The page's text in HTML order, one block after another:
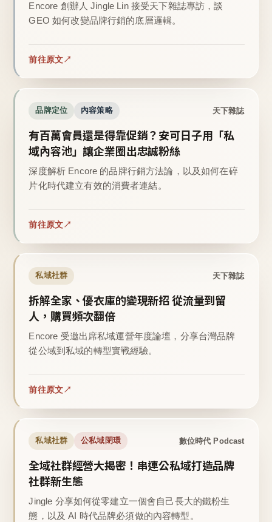
Encore 創辦人 Jingle Lin 接受天下雜誌專訪，談
GEO 如何改變品牌行銷的底層邏輯。
前往原文
品牌定位 內容策略 天下雜誌
有百萬會員還是得靠促銷？安可日子用「私
域內容池」讓企業圈出忠誠粉絲
深度解析 Encore 的品牌行銷方法論，以及如何在碎
片化時代建立有效的消費者連結。
前往原文
私域社群 天下雜誌
拆解全家、優衣庫的變現新招 從流量到留
人，購買頻次翻倍
Encore 受邀出席私域運營年度論壇，分享台灣品牌
從公域到私域的轉型實戰經驗。
前往原文
私域社群 公私域閉環 數位時代 Podcast
全域社群經營大揭密！串連公私域打造品牌
社群新生態
Jingle 分享如何從零建立一個會自己長大的鐵粉生
態，以及 AI 時代品牌必須做的內容轉型。